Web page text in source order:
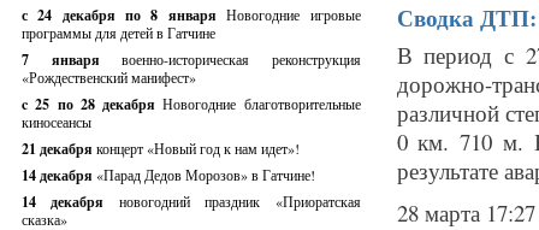
с 24 декабря по 8 январяНовогодние игровые
программы для детей в Гатчине
7 январявоенно-историческая реконструкция
«Рождественский манифест»
c 25 по 28 декабряНовогодние благотворительные
киносеансы
21 декабря концерт «Новый год к нам идет»!
14 декабря «Парад Дедов Морозов» в Гатчине!
14 декабря новогодний праздник «Приоратская
сказка»
Сводка ДТП:
В период с
дорожно-
различной
0 км. 710 м.
результате
28 марта 17:27